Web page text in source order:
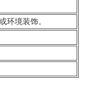
环境装饰。